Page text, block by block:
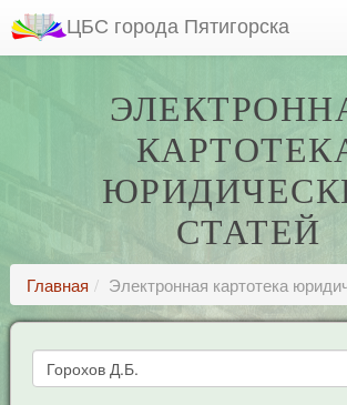
ЦБС города Пятигорска
СТАТЕЙ
Главная Электронная картотека